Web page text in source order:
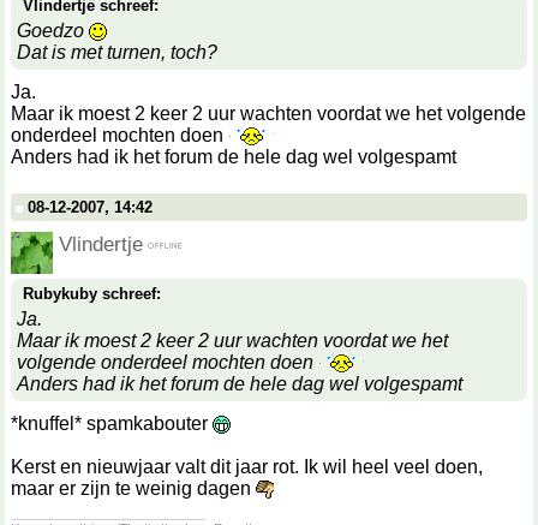
Vlindertje schreef:
Goedzo
Dat is met turnen, toch?
Ja.
Maar ik moest 2 keer 2 uur wachten voordat we het volgende
onderdeel mochten doen
Anders had ik het forum de hele dag wel volgespamt
08-12-2007, 14:42
Vlindertje
Rubykuby schreef:
Ja.
Maar ik moest 2 keer 2 uur wachten voordat we het
volgende onderdeel mochten doen
Anders had ik het forum de hele dag wel volgespamt
*knuffel* spamkabouter
Kerst en nieuwjaar valt dit jaar rot. Ik wil heel veel doen,
maar er zijn te weinig dagen